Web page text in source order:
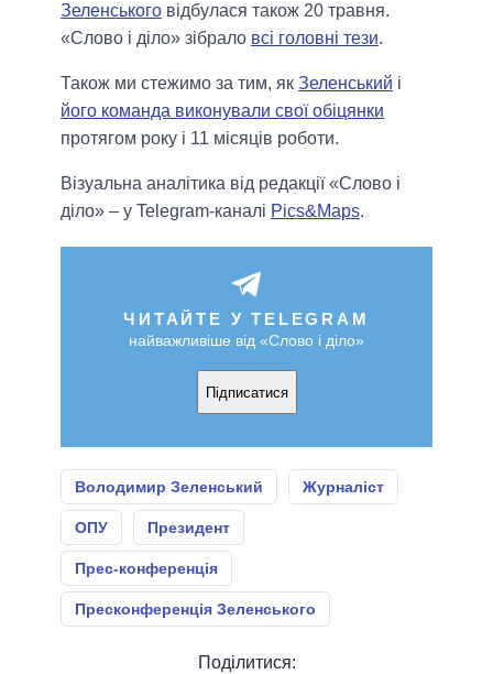
Зеленського відбулася також 20 травня.
«Слово і діло» зібрало всі головні тези.
Також ми стежимо за тим, як Зеленський і
його команда виконували свої обіцянки
протягом року і 11 місяців роботи.
Візуальна аналітика від редакції «Слово і
діло» – у Telegram-каналі Pics&Maps.
ЧИТАЙТЕ У TELEGRAM
найважливіше від «Слово і діло»
Підписатися
Володимир Зеленський Журналіст
ОПУ Президент
Прес-конференція
Пресконференція Зеленського
Поділитися: